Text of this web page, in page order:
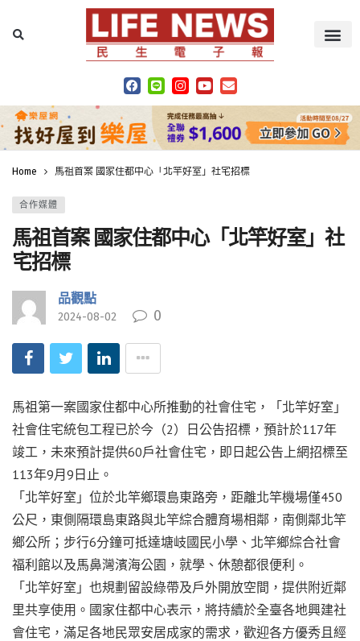
Home 馬祖首案 國家住都中心「北竿好室」社宅招標
合作媒體
馬祖首案 國家住都中心「北竿好室」社
宅招標
品觀點
2024-08-02 0
馬祖第一案國家住都中心所推動的社會住宅，「北竿好室」
社會住宅統包工程已於今（2）日公告招標，預計於117年
竣工，未來預計提供60戶社會住宅，即日起公告上網招標至
113年9月9日止。
「北竿好室」位於北竿鄉環島東路旁，距離北竿機場僅450
公尺，東側隔環島東路與北竿綜合體育場相鄰，南側鄰北竿
鄉公所；步行6分鐘可抵達塘岐國民小學、北竿鄉綜合社會
福利館以及馬鼻灣濱海公園，就學、休憩都很便利。
「北竿好室」也規劃留設綠帶及戶外開放空間，提供附近鄰
里共享使用。國家住都中心表示，將持續於全臺各地興建社
會住宅，滿足各地民眾安居成家的需求，歡迎各方優秀且經